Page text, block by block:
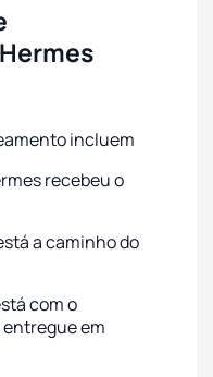
incluem
recebeu o
a caminho do
com o
em